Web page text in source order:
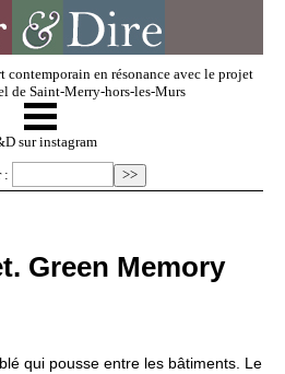
contemporain en résonance avec le projet
de Saint-Merry-hors-les-Murs
V & D
Exposer
Regarder
☰
sur instagram
:
Green Memory
qui pousse entre les bâtiments. Le